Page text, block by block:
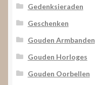
Gedenksieraden
Geschenken
Gouden Armbanden
Gouden Horloges
Gouden Oorbellen